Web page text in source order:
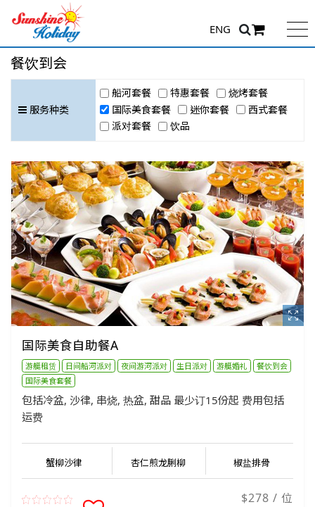
ENG
餐饮到会
服务种类
船河套餐 特惠套餐
烧烤套餐
国际美食套餐
迷你套餐
西式套餐
派对套餐
饮品
国际美食自助餐A
游艇租赁 日间船河派对 夜间游河派对 生日派对 游艇婚礼
餐饮到会
国际美食套餐
包括冷盆, 沙律, 串烧, 热盆, 甜品 最少订15份起 费用包括
运费
蟹柳沙律 杏仁煎龙脷柳 椒盐排骨
$278 / 位